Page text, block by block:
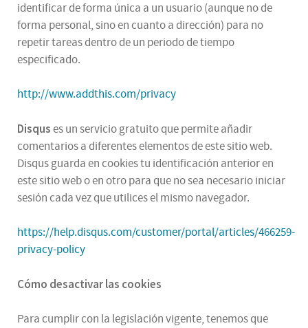
identificar de forma única a un usuario (aunque no de
forma personal, sino en cuanto a dirección) para no
repetir tareas dentro de un periodo de tiempo
especificado.
http://www.addthis.com/privacy
Disquses un servicio gratuito que permite añadir
comentarios a diferentes elementos de este sitio web.
Disqus guarda en cookies tu identificación anterior en
este sitio web o en otro para que no sea necesario iniciar
sesión cada vez que utilices el mismo navegador.
https://help.disqus.com/customer/portal/articles/466259-
privacy-policy
Cómo desactivar las cookies
Para cumplir con la legislación vigente, tenemos que